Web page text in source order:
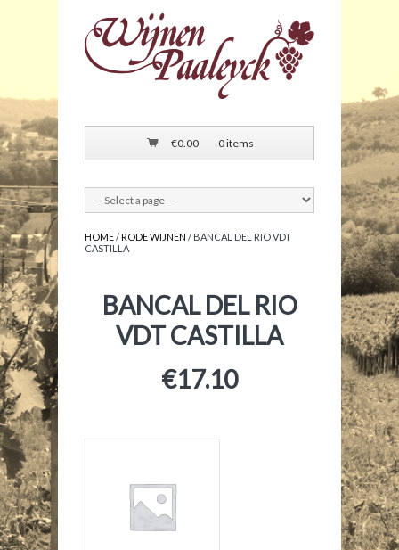
€0.00 0 items
HOME/ RODE WIJNEN / BANCAL DEL RIO VDT
CASTILLA
BANCAL DEL RIO
VDT CASTILLA
€17.10